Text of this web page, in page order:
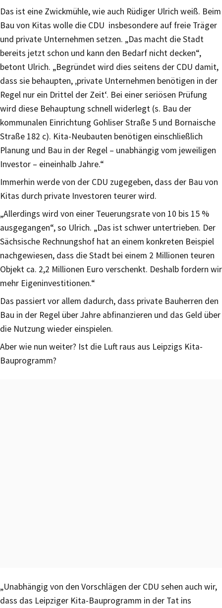
Das ist eine Zwickmühle, wie auch Rüdiger Ulrich weiß. Beim
Bau von Kitas wolle die CDU insbesondere auf freie Träger
und private Unternehmen setzen. „Das macht die Stadt
bereits jetzt schon und kann den Bedarf nicht decken“,
betont Ulrich. „Begründet wird dies seitens der CDU damit,
dass sie behaupten, ‚private Unternehmen benötigen in der
Regel nur ein Drittel der Zeit‘. Bei einer seriösen Prüfung
wird diese Behauptung schnell widerlegt (s. Bau der
kommunalen Einrichtung Gohliser Straße 5 und Bornaische
Straße 182 c). Kita-Neubauten benötigen einschließlich
Planung und Bau in der Regel – unabhängig vom jeweiligen
Investor – eineinhalb Jahre.“
Immerhin werde von der CDU zugegeben, dass der Bau von
Kitas durch private Investoren teurer wird.
„Allerdings wird von einer Teuerungsrate von 10 bis 15 %
ausgegangen“, so Ulrich. „Das ist schwer untertrieben. Der
Sächsische Rechnungshof hat an einem konkreten Beispiel
nachgewiesen, dass die Stadt bei einem 2 Millionen teuren
Objekt ca. 2,2 Millionen Euro verschenkt. Deshalb fordern wir
mehr Eigeninvestitionen.“
Das passiert vor allem dadurch, dass private Bauherren den
Bau in der Regel über Jahre abfinanzieren und das Geld über
die Nutzung wieder einspielen.
Aber wie nun weiter? Ist die Luft raus aus Leipzigs Kita-
Bauprogramm?
„Unabhängig von den Vorschlägen der CDU sehen auch wir,
dass das Leipziger Kita-Bauprogramm in der Tat ins